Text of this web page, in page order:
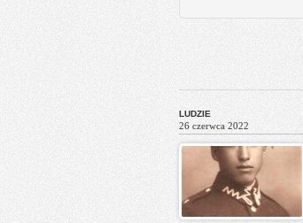
LUDZIE
26 czerwca 2022